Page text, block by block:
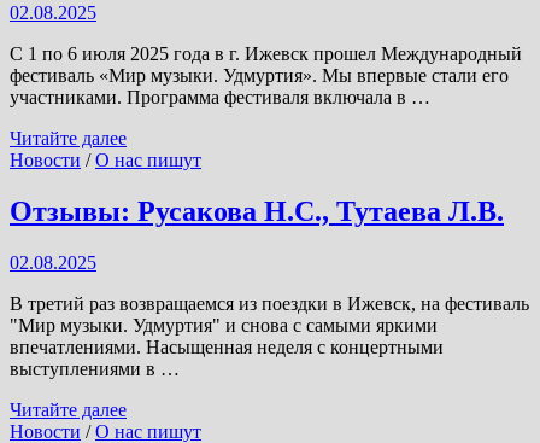
02.08.2025
С 1 по 6 июля 2025 года в г. Ижевск прошел Международный
фестиваль «Мир музыки. Удмуртия». Мы впервые стали его
участниками. Программа фестиваля включала в …
Отзывы:
Аделина
Ольга
Шариповы
Читайте далее
Новости /О нас пишут
Отзывы: Русакова Н.С., Тутаева Л.В.
02.08.2025
В третий раз возвращаемся из поездки в Ижевск, на фестиваль
"Мир музыки. Удмуртия" и снова с самыми яркими
впечатлениями. Насыщенная неделя с концертными
выступлениями в …
Отзывы:
Русакова
Читайте далее
Новости /О нас пишут